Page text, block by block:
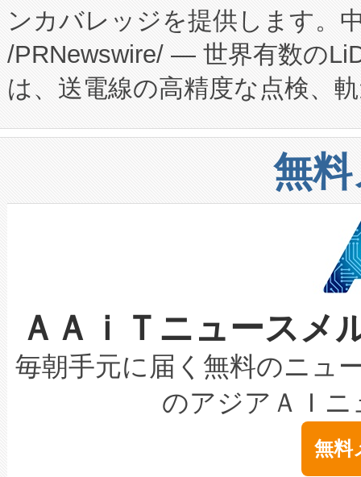
Fully-Connected Continuous
プログラムには、施設設計・
に関する技術移転および知的
構造化トレーニングカリキュ
上げおよび商用化段階におけ
設備整備および立ち上げ調整
加組織は、Enzeneのバイオ
選定された製品について、自
取得できる可能性もあります
設には、3億～4億ドルかか
最高経営責任者（CEO）であ
す。「当社のfully-connected
ームを利用すれば、6,000万
きます。この効率性は、フェ
ーエネルギー貯蔵システム（
た。 Voltaiq独自のAI搭載プラ
定、統合、導入、運用に至る
安全性を追跡し、確保する事
増加しているデータセンター
る電力網に大きな負担をかけ
事業者の負担軽減という課題
系統連系を迅速にし、ピーク
限を超えて利用可能な電力容
持できるよう貢献します。こ
ービスレベル契約（SLA）違
テリー性能の劣化によるダウ
念は、現在データセンターが
ます。 Voltaiq provides a
ンカバレッジを提供します。
/PRNewswire/ — 世界有数の
は、送電線の高精度な点検、
や穀物倉庫におけるバルク材
リューション「Avia 2」を発
したAvia 2は、1,000メート
狭視野のFOVを切り替えるこ
ケーブル、枝などの細かな対
なレーザースポットにより、
な環境下でも豊かなディテー
キロメートル範囲を検出
LiDAR for Inspections,
は1535 nmレーザーを搭載。
イズの小径化を実現すること
無
ＡＡｉＴニュース
毎朝手元に届く無料のニュ
のアジアＡＩ
無料